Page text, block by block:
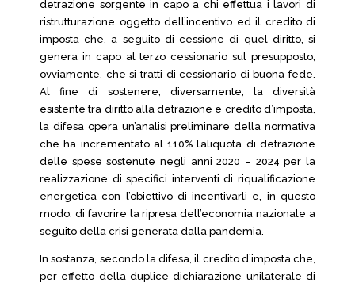
detrazione sorgente in capo a chi effettua i lavori di
ristrutturazione oggetto dell’incentivo ed il credito di
imposta che, a seguito di cessione di quel diritto, si
genera in capo al terzo cessionario sul presupposto,
ovviamente, che si tratti di cessionario di buona fede.
Al fine di sostenere, diversamente, la diversità
esistente tra diritto alla detrazione e credito d’imposta,
la difesa opera un’analisi preliminare della normativa
che ha incrementato al 110% l’aliquota di detrazione
delle spese sostenute negli anni 2020 – 2024 per la
realizzazione di specifici interventi di riqualificazione
energetica con l’obiettivo di incentivarli e, in questo
modo, di favorire la ripresa dell’economia nazionale a
seguito della crisi generata dalla pandemia.
In sostanza, secondo la difesa, il credito d’imposta che,
per effetto della duplice dichiarazione unilaterale di